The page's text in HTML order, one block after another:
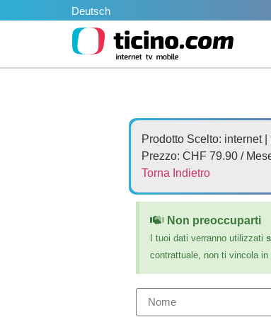
Deutsch
Prodotto Scelto: internet
Prezzo: CHF 79.90 /
Torna Indietro
Non preoccuparti
I tuoi dati verranno utilizzati
contrattuale, non ti vincola in